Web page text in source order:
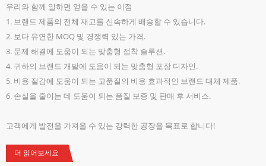
우리와 함께 일하면 얻을 수 있는 이점
1. 브랜드 제품의 전체 재고를 신속하게 배송할 수 있습니다.
2. 보다 유연한 MOQ 및 경쟁력 있는 가격.
3. 문제 해결에 도움이 되는 맞춤형 접착 솔루션.
4. 귀하의 브랜드 개발에 도움이 되는 맞춤형 포장 디자인.
5. 비용 절감에 도움이 되는 고품질의 비용 효과적인 브랜드 대체 제품.
6. 손실을 줄이는 데 도움이 되는 품질 보증 및 판매 후 서비스.
고객에게 발전을 가져올 수 있는 강력한 공장을 목표로 합니다!
더 읽어보세요